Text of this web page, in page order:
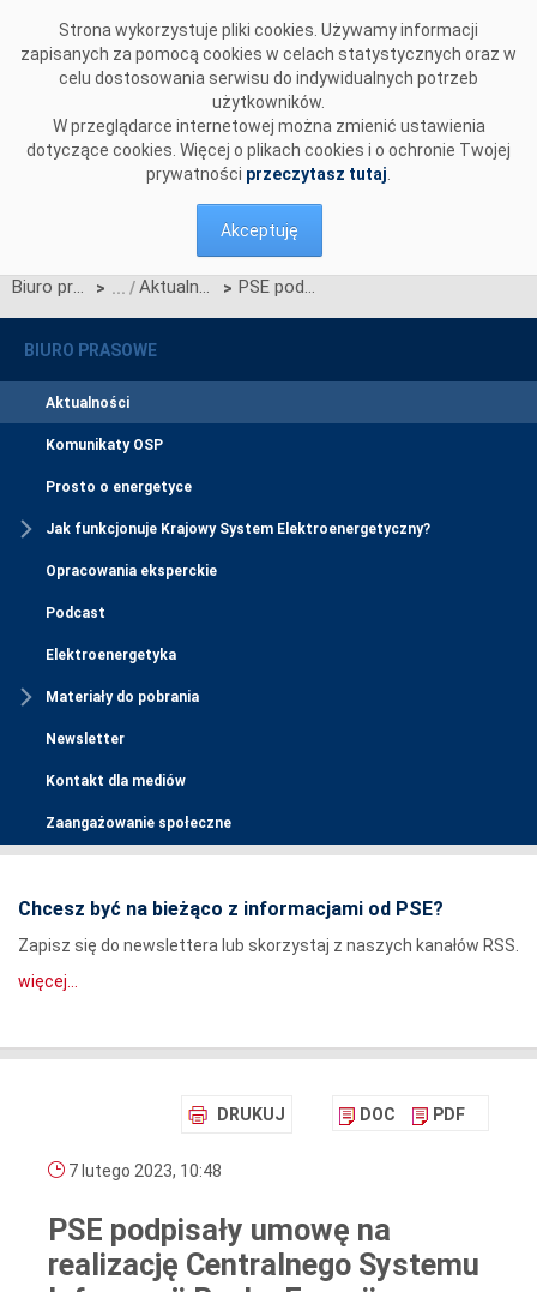
Strona wykorzystuje pliki cookies. Używamy informacji
zapisanych za pomocą cookies w celach statystycznych oraz w
celu dostosowania serwisu do indywidualnych potrzeb
użytkowników.
W przeglądarce internetowej można zmienić ustawienia
dotyczące cookies. Więcej o plikach cookies i o ochronie Twojej
prywatności przeczytasz tutaj
Akceptuję
Biuro prasowe > Aktualności > PSE podpisały umowę na realizację Centralnego Systemu Informacji Rynku Energii
BIURO PRASOWE
Aktualności
Komunikaty OSP
Prosto o energetyce
Jak funkcjonuje Krajowy System Elektroenergetyczny?
Opracowania eksperckie
Podcast
Elektroenergetyka
Materiały do pobrania
Newsletter
Kontakt dla mediów
Zaangażowanie społeczne
Chcesz być na bieżąco z informacjami od PSE?
Zapisz się do newslettera lub skorzystaj z naszych kanałów RSS.
więcej...
DRUKUJ DOC PDF
7 lutego 2023, 10:48
PSE podpisały umowę na
realizację Centralnego Systemu